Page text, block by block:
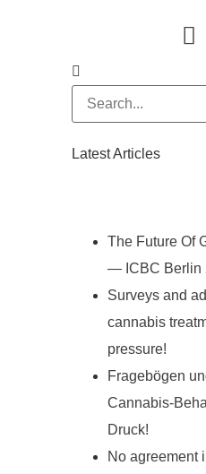
Latest Articles
The Future Of
— ICBC Berlin
Surveys and
cannabis
pressure!
Fragebögen
Cannabis-
Druck!
No agreement